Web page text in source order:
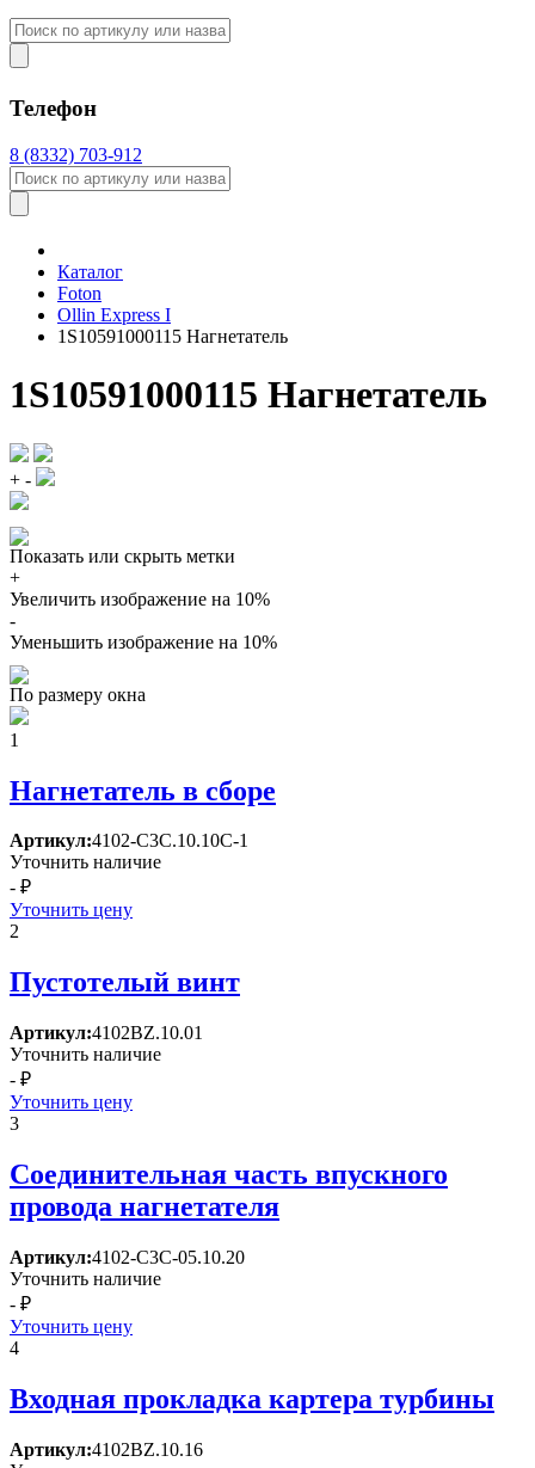
Телефон
8 (8332) 703-912
Каталог
Foton
Оllin Express I
1S10591000115 Нагнетатель
1S10591000115 Нагнетатель
+ -
Показать или скрыть метки
+
Увеличить изображение на 10%
-
Уменьшить изображение на 10%
По размеру окна
1
Нагнетатель в сборе
Артикул:4102-С3С.10.10С-1
Уточнить наличие
- ₽
Уточнить цену
2
Пустотелый винт
Артикул:4102BZ.10.01
Уточнить наличие
- ₽
Уточнить цену
3
Соединительная часть впускного
провода нагнетателя
Артикул:4102-С3С-05.10.20
Уточнить наличие
- ₽
Уточнить цену
4
Входная прокладка картера турбины
Артикул:4102BZ.10.16